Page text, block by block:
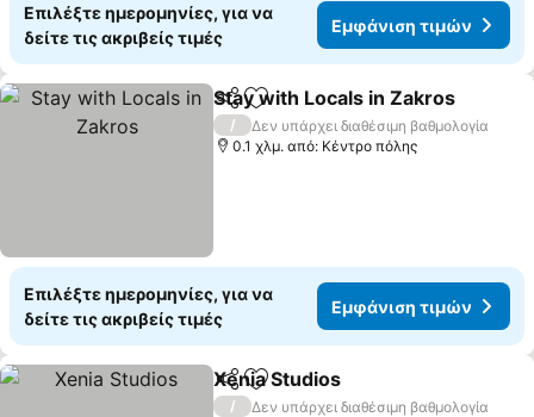
Επιλέξτε ημερομηνίες, για να
δείτε τις ακριβείς τιμές
Εμφάνιση τιμών
Κοινοποίηση
Προσθήκη στα αγαπημένα
Stay with Locals in Zakros
/
Δεν υπάρχει διαθέσιμη βαθμολογία
0.1 χλμ. από: Κέντρο πόλης
Επιλέξτε ημερομηνίες, για να
δείτε τις ακριβείς τιμές
Εμφάνιση τιμών
Κοινοποίηση
Προσθήκη στα αγαπημένα
Xenia Studios
/
Δεν υπάρχει διαθέσιμη βαθμολογία